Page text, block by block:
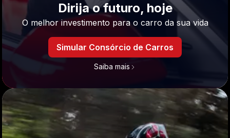
Dirija o futuro, hoje
O melhor investimento para o carro da sua vida
Simular Consórcio de Carros
Saiba mais